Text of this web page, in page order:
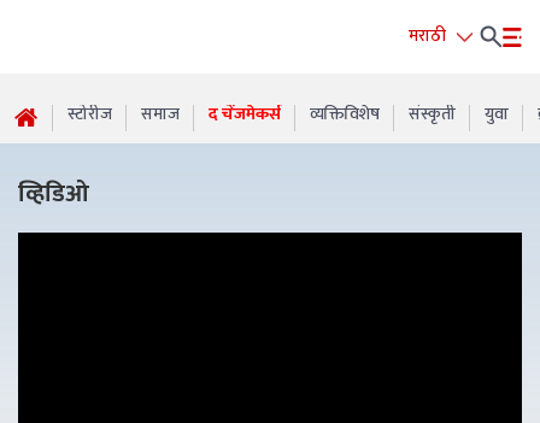
मराठी
स्टोरीज समाज द चेंजमेकर्स व्यक्तिविशेष संस्कृती युवा
व्हिडिओ